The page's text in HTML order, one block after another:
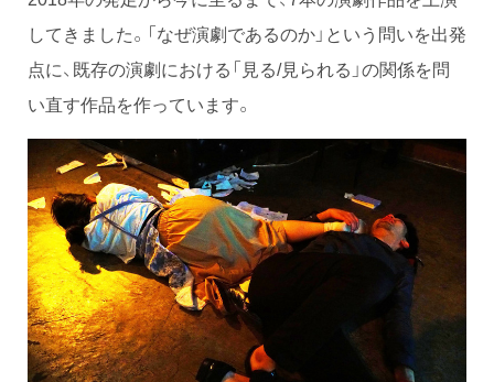
してきました。「なぜ演劇であるのか」という問いを出発
点に、既存の演劇における「見る/見られる」の関係を問
い直す作品を作っています。